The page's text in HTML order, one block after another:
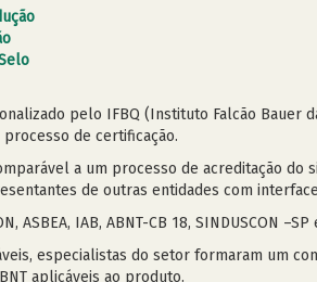
pelo IFBQ (Instituto Falcão Bauer
de certificação.
a um processo de acreditação do
de outras entidades com
ASBEA, IAB, ABNT-CB 18, SINDUSCON –SP
especialistas do setor formaram um
aplicáveis ao produto.